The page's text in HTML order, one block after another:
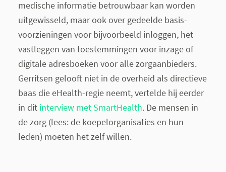
medische informatie betrouwbaar kan worden
uitgewisseld, maar ook over gedeelde basis-
voorzieningen voor bijvoorbeeld inloggen, het
vastleggen van toestemmingen voor inzage of
digitale adresboeken voor alle zorgaanbieders.
Gerritsen gelooft niet in de overheid als directieve
baas die eHealth-regie neemt, vertelde hij eerder
in dit interview met SmartHealth. De mensen in
de zorg (lees: de koepelorganisaties en hun
leden) moeten het zelf willen.